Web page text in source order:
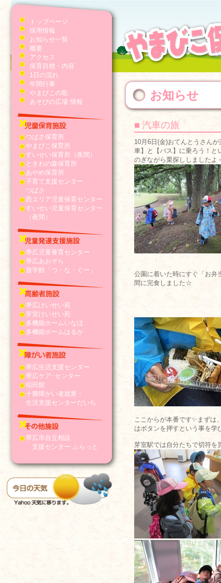
お知らせ
■ 汽車の旅
10月6日(金)おてんとうさん
車】と【バス】に乗ろう！と
のぎながら栗探ししましたよ
公園に着いた時にすぐ「お弁
間に完食しました☆
ここからが本番です✨まずは
はボタンを押すという事を学
芽室駅では自分たちで切符を
トップページ
採用情報
お知らせ一覧
概要
アクセス
保育目標・内容
1日の流れ
年間行事
やまびこの歌
あそびの広場 情報
つばさ保育所
やまびこ保育所
すいせい保育所（夜間）
ときわの森保育所
あやめ保育所
子育て支援センター
つばさ
西エリア児童保育センター
すいせい児童保育センター
（夜間）
帯広児童養育センター
帯広あおぞら
遊学館「つ・な・ぐー」
帯広けいせい苑
芽室けいせい苑
多機能ホームいなほ
多機能ホームはるか
帯広生活支援センター
帯広ケア･センター
稲田館
十勝障がい者就業・
生活支援センターだいち
帯広市自立相談
支援センター ふらっと